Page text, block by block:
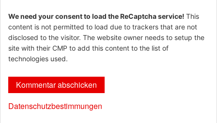
We need your consent to load the ReCaptcha service! This
content is not permitted to load due to trackers that are not
disclosed to the visitor. The website owner needs to setup the
site with their CMP to add this content to the list of
technologies used.
Datenschutzbestimmungen